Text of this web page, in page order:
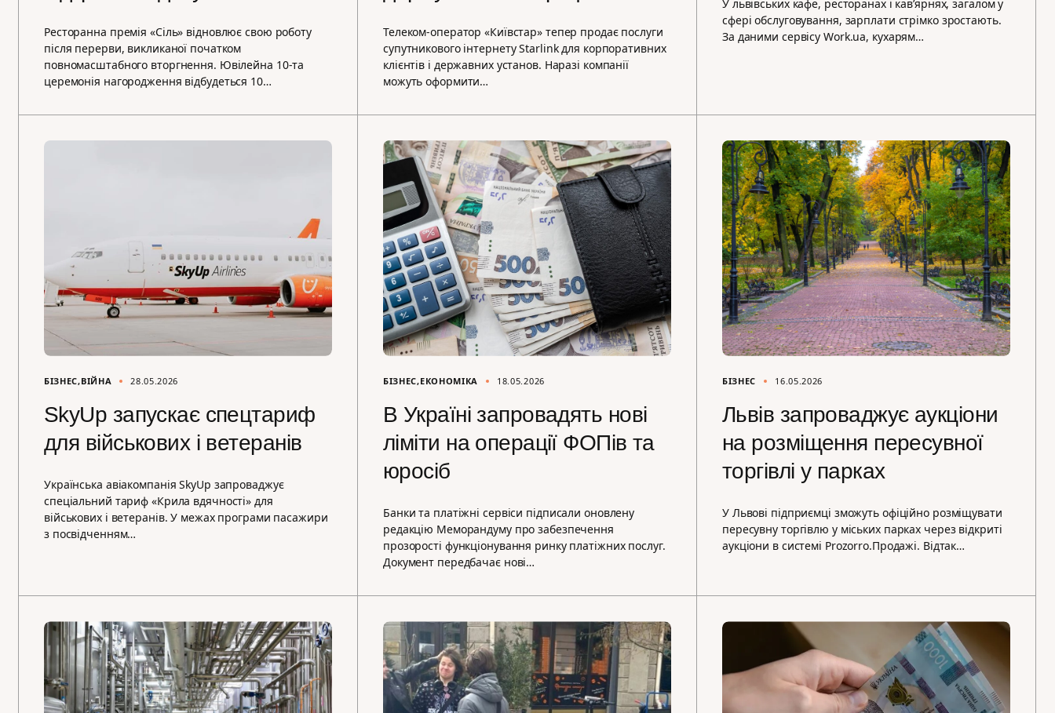
Ресторанна премія «Сіль» відновлює свою роботу
після перерви, викликаної початком
повномасштабного вторгнення. Ювілейна 10-та
церемонія нагородження відбудеться 10…
Телеком-оператор «Київстар» тепер продає послуги
супутникового інтернету Starlink для корпоративних
клієнтів і державних установ. Наразі компанії
можуть оформити…
У львівських кафе, ресторанах і кав’ярнях, загалом у
сфері обслуговування, зарплати стрімко зростають.
За даними сервісу Work.ua, кухарям…
БІЗНЕС ВІЙНА 28.05.2026
SkyUp запускає спецтариф
для військових і ветеранів
Українська авіакомпанія SkyUp запроваджує
спеціальний тариф «Крила вдячності» для
військових і ветеранів. У межах програми пасажири
з посвідченням…
БІЗНЕС ЕКОНОМІКА 18.05.2026
В Україні запровадять нові
ліміти на операції ФОПів та
юросіб
Банки та платіжні сервіси підписали оновлену
редакцію Меморандуму про забезпечення
прозорості функціонування ринку платіжних послуг.
Документ передбачає нові…
БІЗНЕС 16.05.2026
Львів запроваджує аукціони
на розміщення пересувної
торгівлі у парках
У Львові підприємці зможуть офіційно розміщувати
пересувну торгівлю у міських парках через відкриті
аукціони в системі Prozorro.Продажі. Відтак…